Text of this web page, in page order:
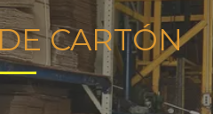
CARTÓN